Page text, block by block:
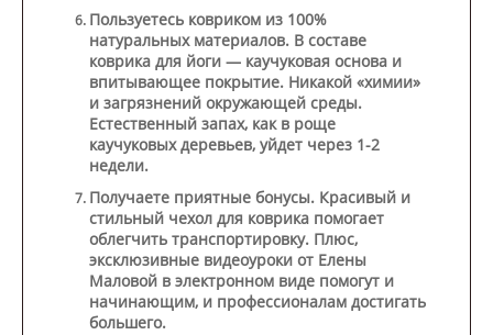
Пользуетесь ковриком из 100%
натуральных материалов. В составе
коврика для йоги — каучуковая основа и
впитывающее покрытие. Никакой «химии»
и загрязнений окружающей среды.
Естественный запах, как в роще
каучуковых деревьев, уйдет через 1-2
недели.
Получаете приятные бонусы. Красивый и
стильный чехол для коврика помогает
облегчить транспортировку. Плюс,
эксклюзивные видеоуроки от Елены
Маловой в электронном виде помогут и
начинающим, и профессионалам достигать
большего.